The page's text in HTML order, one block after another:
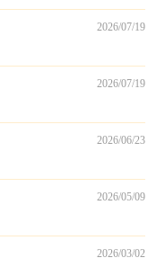
2026/07/19
2026/07/19
2026/06/23
2026/05/09
2026/03/02